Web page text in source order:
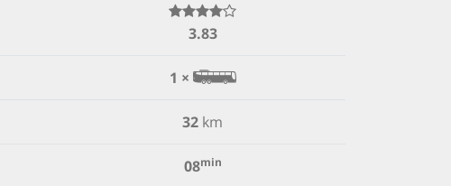
3.83
1 ×
32 km
08min